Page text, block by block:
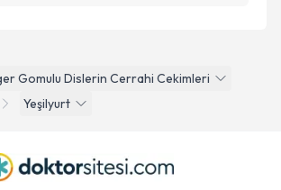
Gomulu Dislerin Cerrahi Cekimleri
Yeşilyurt